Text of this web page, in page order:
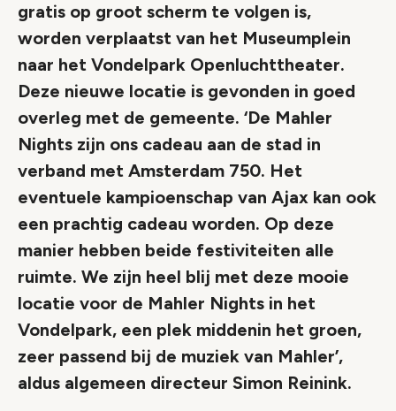
gratis op groot scherm te volgen is,
worden verplaatst van het Museumplein
naar het Vondelpark Openluchttheater.
Deze nieuwe locatie is gevonden in goed
overleg met de gemeente. ‘De Mahler
Nights zijn ons cadeau aan de stad in
verband met Amsterdam 750. Het
eventuele kampioenschap van Ajax kan ook
een prachtig cadeau worden. Op deze
manier hebben beide festiviteiten alle
ruimte. We zijn heel blij met deze mooie
locatie voor de Mahler Nights in het
Vondelpark, een plek middenin het groen,
zeer passend bij de muziek van Mahler’,
aldus algemeen directeur Simon Reinink.